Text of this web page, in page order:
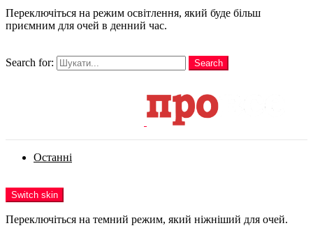
Переключіться на режим освітлення, який буде більш
приємним для очей в денний час.
Search for:
Search
Останні
Switch skin
Переключіться на темний режим, який ніжніший для очей.